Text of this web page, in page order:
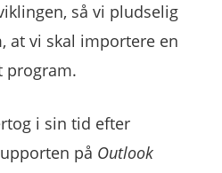
så vi pludselig
at vi skal importere en
program.
i sin tid efter
på Outlook